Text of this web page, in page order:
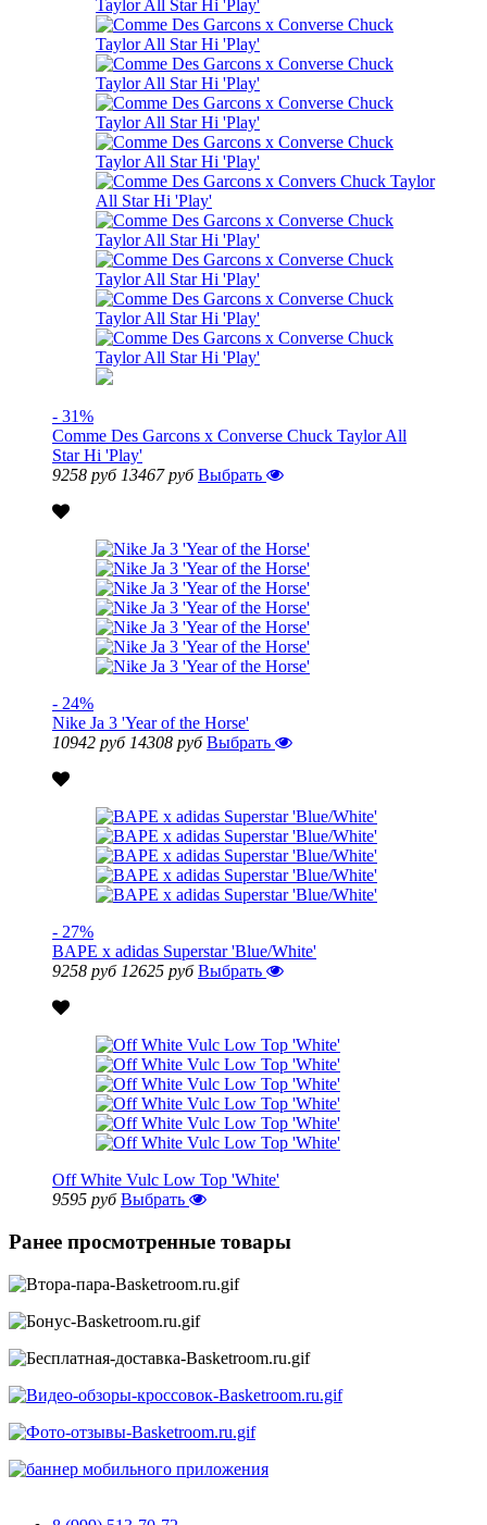
- 31%
Comme Des Garcons x Converse Chuck Taylor All
Star Hi 'Play'
9258 руб 13467 руб Выбрать
- 24%
Nike Ja 3 'Year of the Horse'
10942 руб 14308 руб Выбрать
- 27%
BAPE x adidas Superstar 'Blue/White'
9258 руб 12625 руб Выбрать
Off White Vulc Low Top 'White'
9595 руб Выбрать
Ранее просмотренные товары